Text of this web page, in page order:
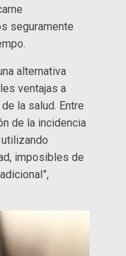
seguramente
alternativa
ventajas a
la salud. Entre
de la incidencia
imposibles de